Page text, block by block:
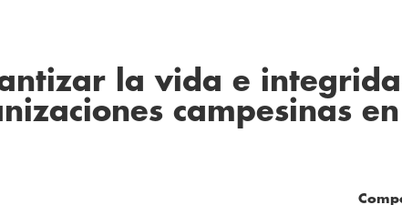
la vida e
campesinas